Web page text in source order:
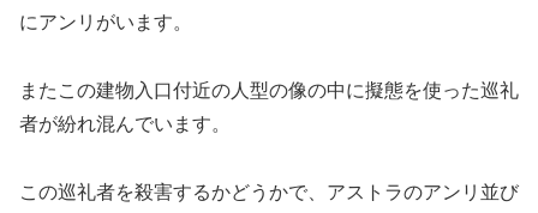
にアンリがいます。
またこの建物入口付近の人型の像の中に擬態を使った巡礼
者が紛れ混んでいます。
この巡礼者を殺害するかどうかで、アストラのアンリ並び